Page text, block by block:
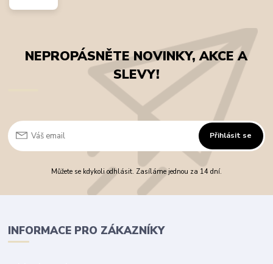
NEPROPÁSNĚTE NOVINKY, AKCE A
SLEVY!
Přihlásit se
Můžete se kdykoli odhlásit. Zasíláme jednou za 14 dní.
INFORMACE PRO ZÁKAZNÍKY